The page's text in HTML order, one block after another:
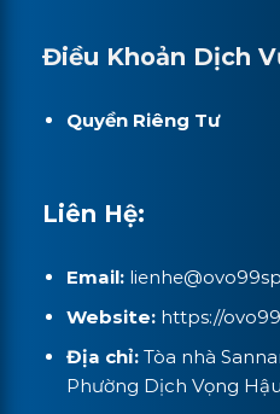
Điều Khoản Dịch
Quyền Riêng Tư
Liên Hệ:
Email: lienhe@
Website: https://
Địa chỉ: Tòa nhà
Phường Dịch Vọng